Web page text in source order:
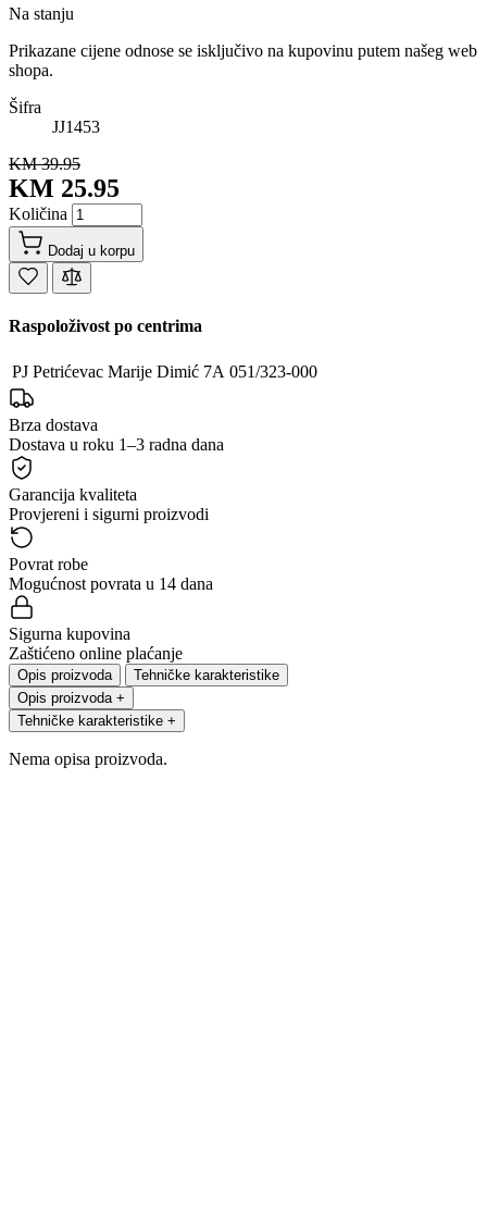
Na stanju
Prikazane cijene odnose se isključivo na kupovinu putem našeg web
shopa.
Šifra
JJ1453
KM 39.95
KM 25.95
Količina
Dodaj u korpu
Raspoloživost po centrima
PJ Petrićevac Marije Dimić 7A 051/323-000
Brza dostava
Dostava u roku 1–3 radna dana
Garancija kvaliteta
Provjereni i sigurni proizvodi
Povrat robe
Mogućnost povrata u 14 dana
Sigurna kupovina
Zaštićeno online plaćanje
Opis proizvoda
Tehničke karakteristike
Opis proizvoda +
Tehničke karakteristike +
Nema opisa proizvoda.